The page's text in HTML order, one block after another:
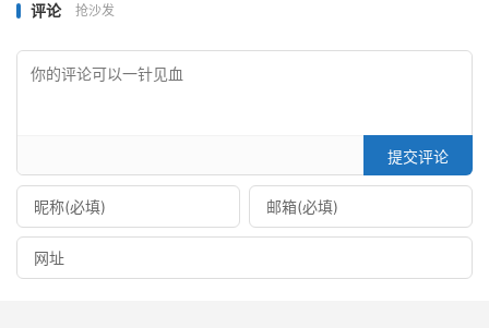
评论 抢沙发
提交评论